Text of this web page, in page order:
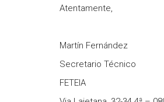
Atentamente,
Martín Fernández
Secretario Técnico
FETEIA